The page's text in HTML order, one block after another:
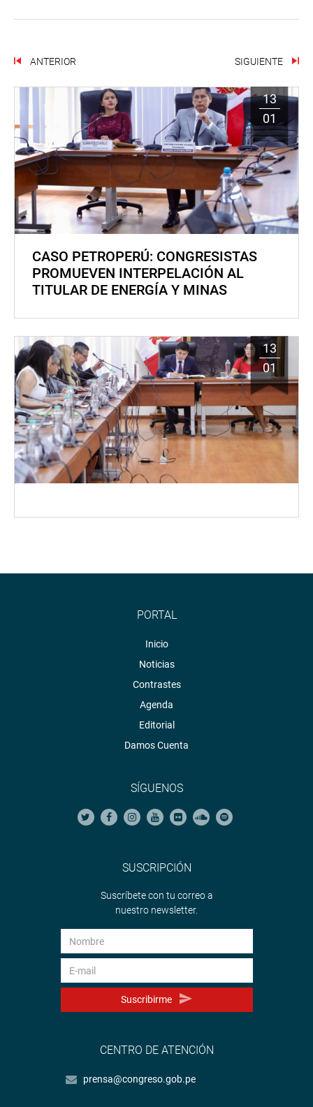
ANTERIOR SIGUIENTE
13
01
CASO PETROPERÚ: CONGRESISTAS
PROMUEVEN INTERPELACIÓN AL
TITULAR DE ENERGÍA Y MINAS
13
01
PORTAL
Inicio
Noticias
Contrastes
Agenda
Editorial
Damos Cuenta
SÍGUENOS
SUSCRIPCIÓN
Suscríbete con tu correo a
nuestro newsletter.
Suscribirme
CENTRO DE ATENCIÓN
prensa@congreso.gob.pe